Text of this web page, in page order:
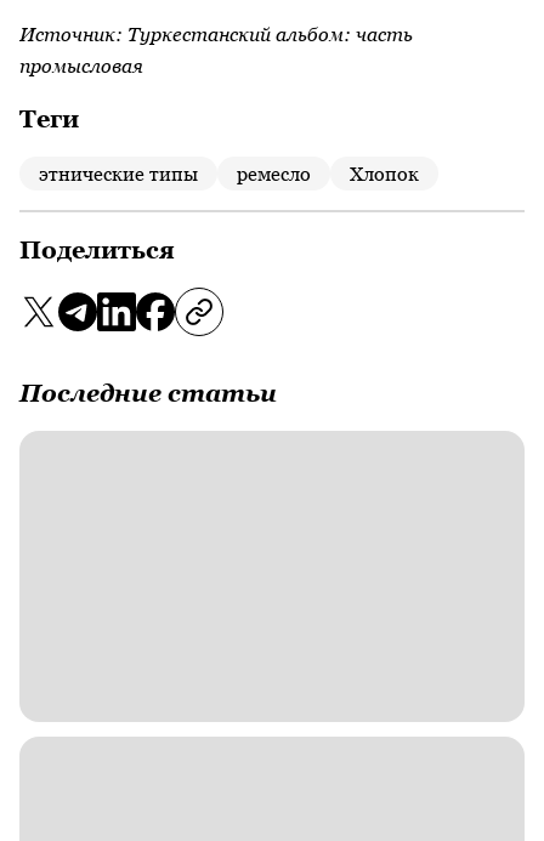
Источник: Туркестанский альбом: часть
промысловая
Теги
этнические типы ремесло Хлопок
Поделиться
Последние статьи